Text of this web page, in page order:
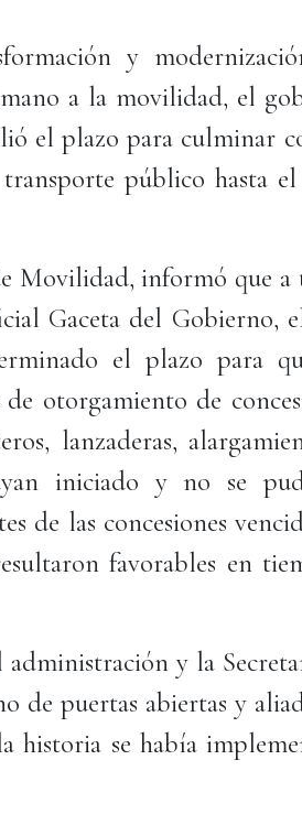
y
a la movilidad, el
el plazo para culminar
público hasta el
Movilidad, informó que a
Gaceta del Gobierno,
el plazo para
otorgamiento de
lanzaderas,
iniciado y no se
de las concesiones
favorables en
administración y la
de puertas abiertas y
historia se había